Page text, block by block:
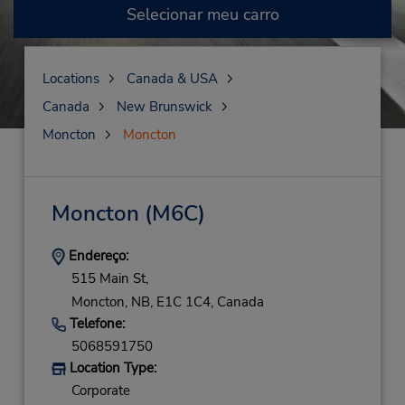
Selecionar meu carro
Locations
Canada & USA
Canada
New Brunswick
Moncton
Moncton
Moncton (M6C)
Endereço:
515 Main St,
Moncton, NB, E1C 1C4, Canada
Telefone:
5068591750
Location Type:
Corporate